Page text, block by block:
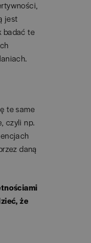
jest
badać te
te same
czyli np.
daną
że